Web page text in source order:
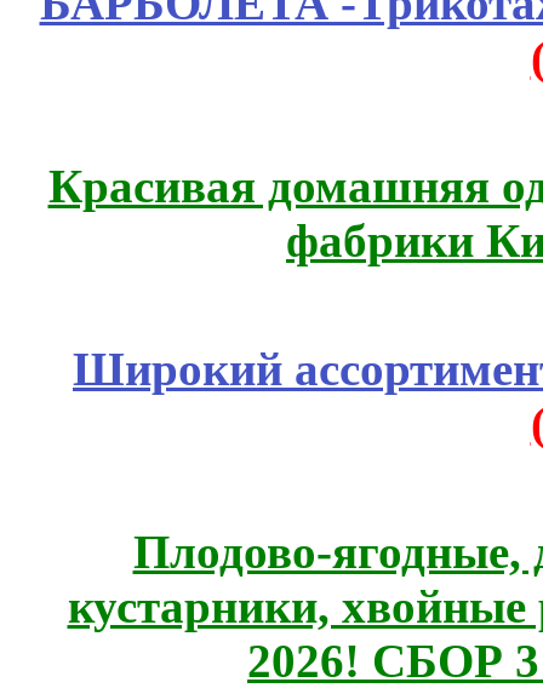
Красивая домашняя
фабрики
Широкий
Плодово-ягодные,
кустарники,
2026! СБОР